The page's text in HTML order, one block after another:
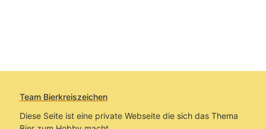
Team Bierkreiszeichen
Diese Seite ist eine private Webseite die sich das Thema